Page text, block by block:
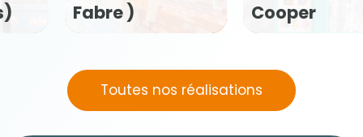
Cooper
(Tilman)
Toutes nos réalisations